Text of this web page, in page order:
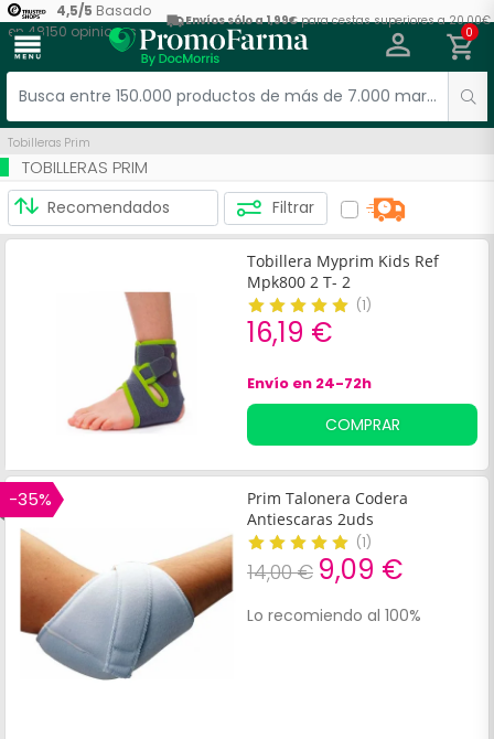
4,5/5 Basado
en48150 opiniones
Envíos sólo a 1,99€para cestas superiores a 20,00€
menu 0
Tobilleras Prim
TOBILLERAS PRIM
Filtrar
Tobillera Myprim Kids Ref
Mpk800 2 T- 2
(1)
16,19 €
Envío en 24-72h
COMPRAR
-35%
Prim Talonera Codera
Antiescaras 2uds
(1)
14,00 € 9,09 €
Lo recomiendo al 100%